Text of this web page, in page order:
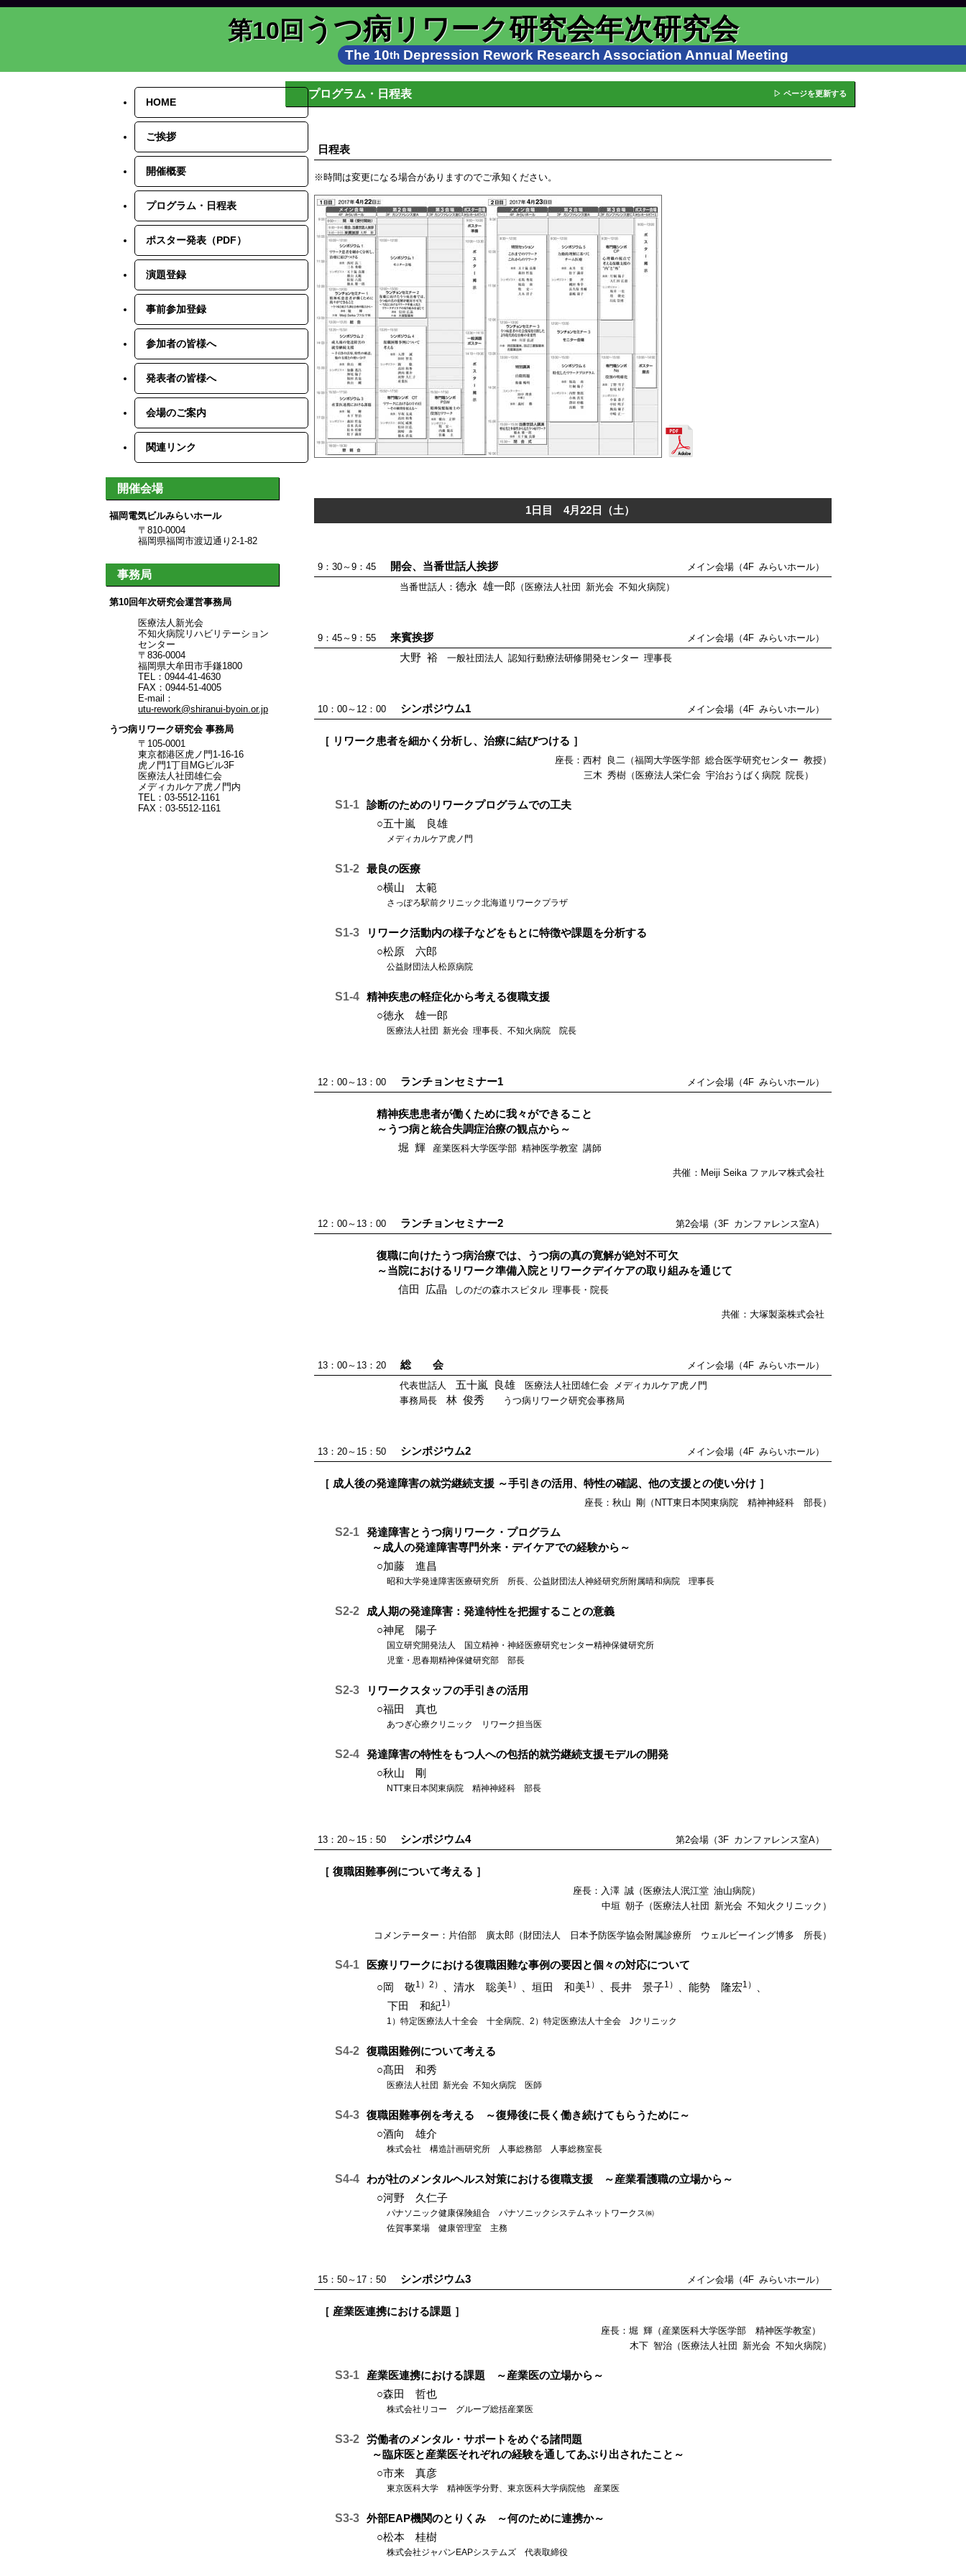
第10回 うつ病リワーク研究会年次研究会
The 10th Depression Rework Research Association Annual Meeting
プログラム・日程表 ▷ ページを更新する
日程表
※時間は変更になる場合がありますのでご承知ください。
1日目 4月22日（土）
9：30～9：45 開会、当番世話人挨拶 メイン会場（4F みらいホール）
当番世話人：徳永 雄一郎 （医療法人社団 新光会 不知火病院）
9：45～9：55 来賓挨拶 メイン会場（4F みらいホール）
大野 裕 一般社団法人 認知行動療法研修開発センター 理事長
10：00～12：00 シンポジウム1 メイン会場（4F みらいホール）
［ リワーク患者を細かく分析し、治療に結びつける ］
座長：西村 良二（福岡大学医学部 総合医学研究センター 教授）
三木 秀樹（医療法人栄仁会 宇治おうばく病院 院長）
S1-1
診断のためのリワークプログラムでの工夫
○五十嵐 良雄
メディカルケア虎ノ門
S1-2
最良の医療
○横山 太範
さっぽろ駅前クリニック北海道リワークプラザ
S1-3
リワーク活動内の様子などをもとに特徴や課題を分析する
○松原 六郎
公益財団法人松原病院
S1-4
精神疾患の軽症化から考える復職支援
○徳永 雄一郎
医療法人社団 新光会 理事長、不知火病院 院長
12：00～13：00 ランチョンセミナー1 メイン会場（4F みらいホール）
精神疾患患者が働くために我々ができること
～うつ病と統合失調症治療の観点から～
堀 輝
産業医科大学医学部 精神医学教室 講師
共催：Meiji Seika ファルマ株式会社
12：00～13：00 ランチョンセミナー2 第2会場（3F カンファレンス室A）
復職に向けたうつ病治療では、うつ病の真の寛解が絶対不可欠
～当院におけるリワーク準備入院とリワークデイケアの取り組みを通じて
信田 広晶
しのだの森ホスピタル 理事長・院長
共催：大塚製薬株式会社
13：00～13：20 総 会
メイン会場（4F みらいホール）
代表世話人五十嵐 良雄 医療法人社団雄仁会 メディカルケア虎ノ門
事務局長林 俊秀 うつ病リワーク研究会事務局
13：20～15：50 シンポジウム2 メイン会場（4F みらいホール）
［ 成人後の発達障害の就労継続支援 ～手引きの活用、特性の確認、他の支援との使い分け ］
座長：秋山 剛（NTT東日本関東病院 精神神経科 部長）
S2-1
発達障害とうつ病リワーク・プログラム
～成人の発達障害専門外来・デイケアでの経験から～
○加藤 進昌
昭和大学発達障害医療研究所 所長、公益財団法人神経研究所附属晴和病院 理事長
S2-2
成人期の発達障害：発達特性を把握することの意義
○神尾 陽子
国立研究開発法人 国立精神・神経医療研究センター精神保健研究所
児童・思春期精神保健研究部 部長
S2-3
リワークスタッフの手引きの活用
○福田 真也
あつぎ心療クリニック リワーク担当医
S2-4
発達障害の特性をもつ人への包括的就労継続支援モデルの開発
○秋山 剛
NTT東日本関東病院 精神神経科 部長
13：20～15：50 シンポジウム4 第2会場（3F カンファレンス室A）
［ 復職困難事例について考える ］
座長：入澤 誠（医療法人泯江堂 油山病院）
中垣 朝子（医療法人社団 新光会 不知火クリニック）
コメンテーター：片伯部 廣太郎（財団法人 日本予防医学協会附属診療所 ウェルビーイング博多 所長）
S4-1
医療リワークにおける復職困難な事例の要因と個々の対応について
○岡 敬1）2） 、清水 聡美1） 、垣田 和美1） 、長井 景子1） 、能勢 隆宏1）
下田 和紀1）
1）特定医療法人十全会 十全病院、2）特定医療法人十全会 Jクリニック
S4-2
復職困難例について考える
○髙田 和秀
医療法人社団 新光会 不知火病院 医師
S4-3
復職困難事例を考える ～復帰後に長く働き続けてもらうために～
○酒向 雄介
株式会社 構造計画研究所 人事総務部 人事総務室長
S4-4
わが社のメンタルヘルス対策における復職支援 ～産業看護職の立場から～
○河野 久仁子
パナソニック健康保険組合 パナソニックシステムネットワークス㈱
佐賀事業場 健康管理室 主務
15：50～17：50 シンポジウム3 メイン会場（4F みらいホール）
［ 産業医連携における課題 ］
座長：堀 輝（産業医科大学医学部 精神医学教室）
木下 智治（医療法人社団 新光会 不知火病院）
S3-1
産業医連携における課題 ～産業医の立場から～
○森田 哲也
株式会社リコー グループ総括産業医
S3-2
労働者のメンタル・サポートをめぐる諸問題
～臨床医と産業医それぞれの経験を通してあぶり出されたこと～
○市来 真彦
東京医科大学 精神医学分野、東京医科大学病院他 産業医
S3-3
外部EAP機関のとりくみ ～何のために連携か～
○松本 桂樹
株式会社ジャパンEAPシステムズ 代表取締役
HOME
ご挨拶
開催概要
プログラム・日程表
ポスター発表（PDF）
演題登録
事前参加登録
参加者の皆様へ
発表者の皆様へ
会場のご案内
関連リンク
開催会場
福岡電気ビルみらいホール
〒810-0004
福岡県福岡市渡辺通り2-1-82
事務局
第10回年次研究会運営事務局
医療法人新光会
不知火病院リハビリテーション
センター
〒836‐0004
福岡県大牟田市手鎌1800
TEL：0944-41-4630
FAX：0944-51-4005
E-mail：
utu-rework@shiranui-byoin.or.jp
うつ病リワーク研究会 事務局
〒105-0001
東京都港区虎ノ門1-16-16
虎ノ門1丁目MGビル3F
医療法人社団雄仁会
メディカルケア虎ノ門内
TEL：03-5512-1161
FAX：03-5512-1161